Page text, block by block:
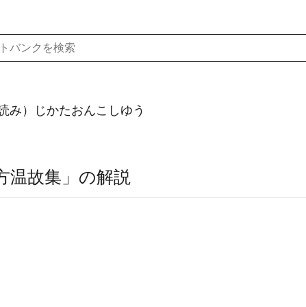
読み）じかたおんこしゆう
温故集」の解説